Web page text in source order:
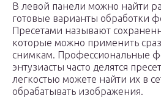
В левой панели можно найти
готовые варианты обработки
Пресетами называют
которые можно применить
снимкам. Профессиональные
энтузиасты часто делятся
легкостью можете найти их в
обрабатывать изображения.